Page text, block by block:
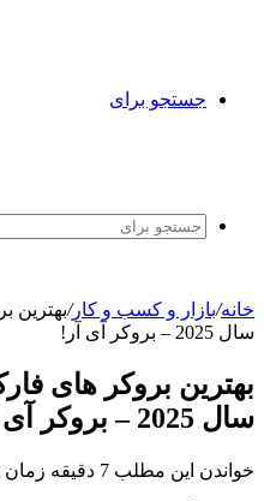
جستجو برای
خانه/بازار و کسب و کار/بهترین
سال 2025 – بروکر آی آر!
بهترین بروکر های
سال 2025 – بروکر آی آر!
خواندن این مطلب 7 دقیقه زمان میبرد